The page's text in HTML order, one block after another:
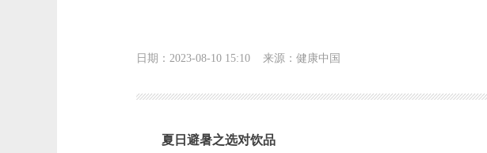
日期：2023-08-10 15:10 来源：健康中国
夏日避暑之选对饮品